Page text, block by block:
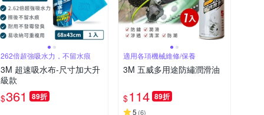
262倍超強吸水力，不留水痕
3M 超速吸水布-尺寸加大升
級款
$361 89折
適用各項機械維修/保養
3M 五威多用途防繡潤滑油
$114 89折
5 (6)